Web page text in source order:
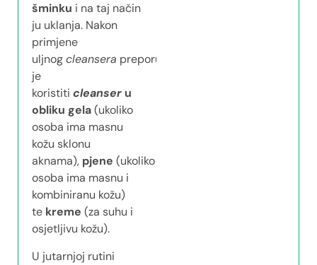
šminku i na taj način
ju uklanja. Nakon
primjene
uljnogcleansera preporuka
je
koristiti cleanser u
obliku gela(ukoliko
osoba ima masnu
kožu sklonu
aknama), pjene (ukoliko
osoba ima masnu i
kombiniranu kožu)
te kreme (za suhu i
osjetljivu kožu).
U jutarnjoj rutini